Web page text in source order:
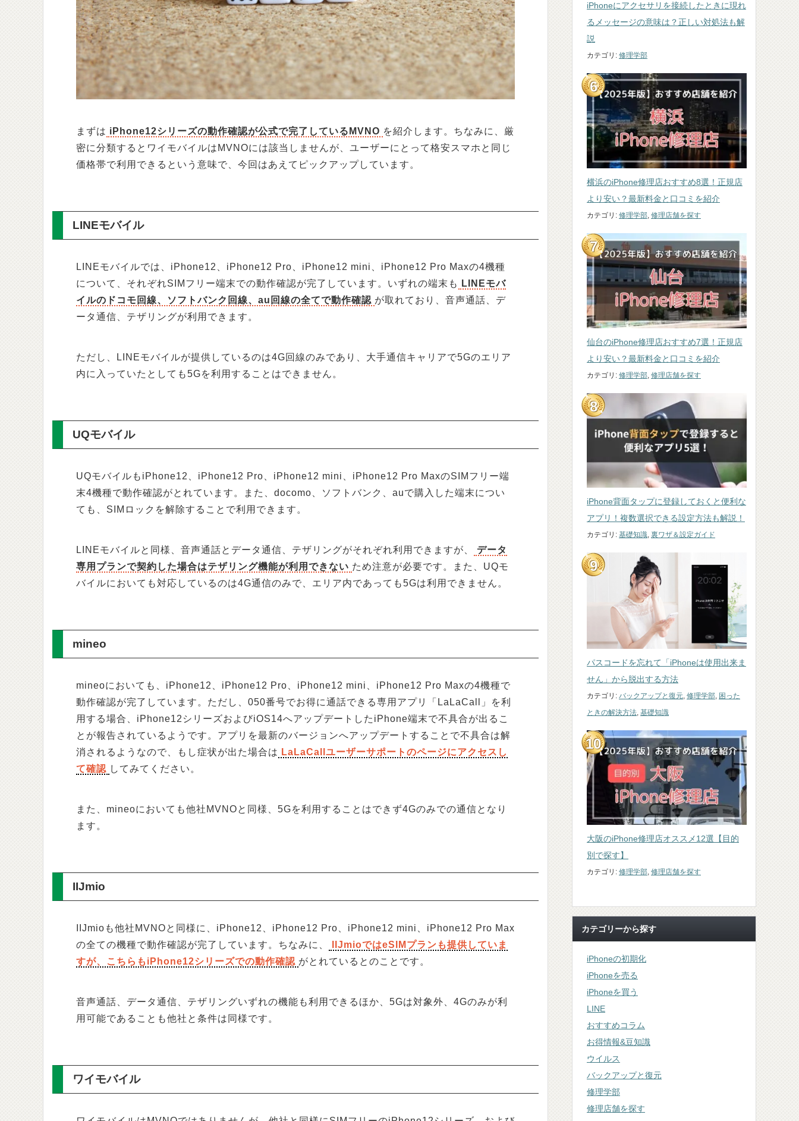
まずは iPhone12シリーズの動作確認が公式で完了しているMVNO を紹介します。ちなみに、厳
密に分類するとワイモバイルはMVNOには該当しませんが、ユーザーにとって格安スマホと同じ
価格帯で利用できるという意味で、今回はあえてピックアップしています。
LINEモバイル
LINEモバイルでは、iPhone12、iPhone12 Pro、iPhone12 mini、iPhone12 Pro Maxの4機種
について、それぞれSIMフリー端末での動作確認が完了しています。いずれの端末も
LINEモバ
イルのドコモ回線、ソフトバンク回線、au回線の全てで動作確認 が取れており、音声通話、デ
ータ通信、テザリングが利用できます。
ただし、LINEモバイルが提供しているのは4G回線のみであり、大手通信キャリアで5Gのエリア
内に入っていたとしても5Gを利用することはできません。
UQモバイル
UQモバイルもiPhone12、iPhone12 Pro、iPhone12 mini、iPhone12 Pro MaxのSIMフリー端
末4機種で動作確認がとれています。また、docomo、ソフトバンク、auで購入した端末につい
ても、SIMロックを解除することで利用できます。
LINEモバイルと同様、音声通話とデータ通信、テザリングがそれぞれ利用できますが、
データ
専用プランで契約した場合はテザリング機能が利用できない ため注意が必要です。また、UQモ
バイルにおいても対応しているのは4G通信のみで、エリア内であっても5Gは利用できません。
mineo
mineoにおいても、iPhone12、iPhone12 Pro、iPhone12 mini、iPhone12 Pro Maxの4機種で
動作確認が完了しています。ただし、050番号でお得に通話できる専用アプリ「LaLaCall」を利
用する場合、iPhone12シリーズおよびiOS14へアップデートしたiPhone端末で不具合が出るこ
とが報告されているようです。アプリを最新のバージョンへアップデートすることで不具合は解
消されるようなので、もし症状が出た場合は LaLaCallユーザーサポートのページにアクセスし
て確認 してみてください。
また、mineoにおいても他社MVNOと同様、5Gを利用することはできず4Gのみでの通信となり
ます。
IIJmio
IIJmioも他社MVNOと同様に、iPhone12、iPhone12 Pro、iPhone12 mini、iPhone12 Pro Max
の全ての機種で動作確認が完了しています。ちなみに、
IIJmioではeSIMプランも提供していま
すが、こちらもiPhone12シリーズでの動作確認 がとれているとのことです。
音声通話、データ通信、テザリングいずれの機能も利用できるほか、5Gは対象外、4Gのみが利
用可能であることも他社と条件は同様です。
ワイモバイル
iPhoneにアクセサリを接続したときに現れ
るメッセージの意味は？正しい対処法も解
説
カテゴリ: 修理学部
横浜のiPhone修理店おすすめ8選！正規店
より安い？最新料金と口コミを紹介
カテゴリ: 修理学部 修理店舗を探す
仙台のiPhone修理店おすすめ7選！正規店
より安い？最新料金と口コミを紹介
カテゴリ: 修理学部 修理店舗を探す
iPhone背面タップに登録しておくと便利な
アプリ！複数選択できる設定方法も解説！
カテゴリ: 基礎知識 裏ワザ＆設定ガイド
パスコードを忘れて「iPhoneは使用出来ま
せん」から脱出する方法
カテゴリ: バックアップと復元 修理学部 困った
ときの解決方法 基礎知識
大阪のiPhone修理店オススメ12選【目的
別で探す】
カテゴリ: 修理学部 修理店舗を探す
カテゴリーから探す
iPhoneの初期化
iPhoneを売る
iPhoneを買う
LINE
おすすめコラム
お得情報&豆知識
ウイルス
バックアップと復元
修理学部
修理店舗を探す